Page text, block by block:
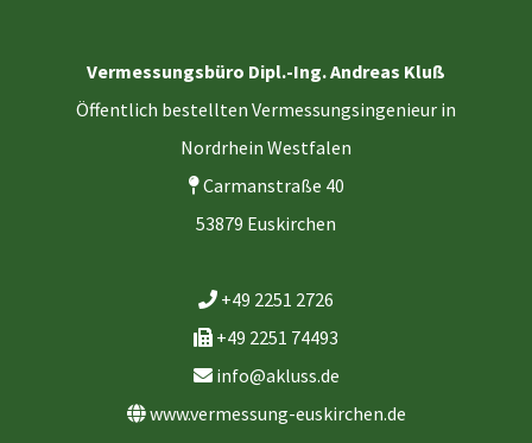
Vermessungsbüro Dipl.-Ing. Andreas Kluß
Öffentlich bestellten Vermessungsingenieur in
Nordrhein Westfalen
Carmanstraße 40
53879 Euskirchen
+49 2251 2726
+49 2251 74493
info@akluss.de
www.vermessung-euskirchen.de